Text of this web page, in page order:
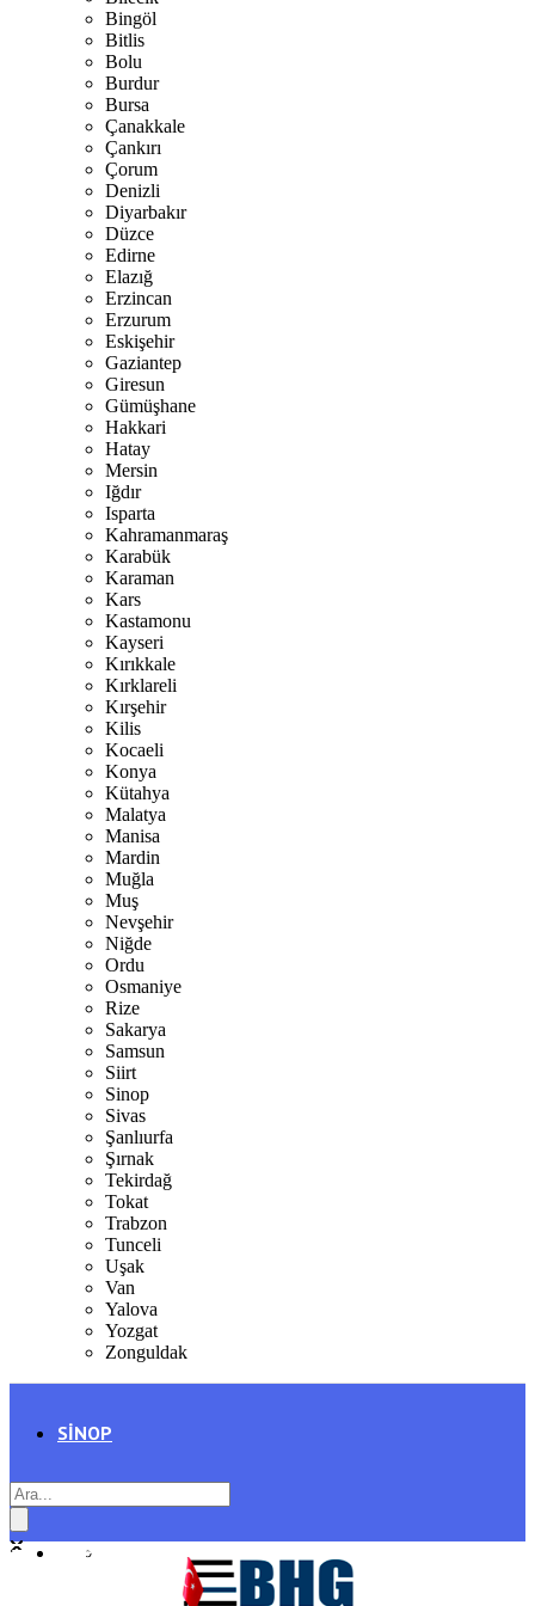
Bingöl
Bitlis
Bolu
Burdur
Bursa
Çanakkale
Çankırı
Çorum
Denizli
Diyarbakır
Düzce
Edirne
Elazığ
Erzincan
Erzurum
Eskişehir
Gaziantep
Giresun
Gümüşhane
Hakkari
Hatay
Mersin
Iğdır
Isparta
Kahramanmaraş
Karabük
Karaman
Kars
Kastamonu
Kayseri
Kırıkkale
Kırklareli
Kırşehir
Kilis
Kocaeli
Konya
Kütahya
Malatya
Manisa
Mardin
Muğla
Muş
Nevşehir
Niğde
Ordu
Osmaniye
Rize
Sakarya
Samsun
Siirt
Sinop
Sivas
Şanlıurfa
Şırnak
Tekirdağ
Tokat
Trabzon
Tunceli
Uşak
Van
Yalova
Yozgat
Zonguldak
SINOP
DURAĞAN
GENEL